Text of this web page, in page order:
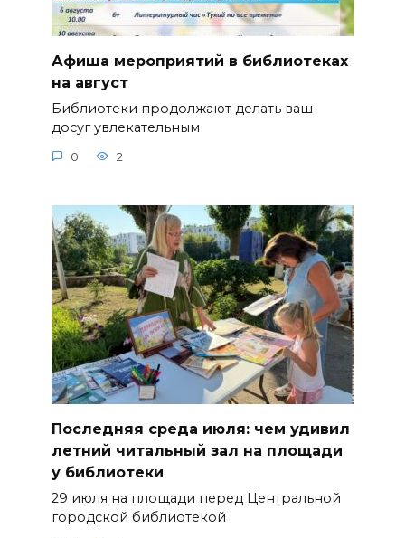
Афиша мероприятий в библиотеках
на август
Библиотеки продолжают делать ваш
досуг увлекательным
0 2
Последняя среда июля: чем удивил
летний читальный зал на площади
у библиотеки
29 июля на площади перед Центральной
городской библиотекой